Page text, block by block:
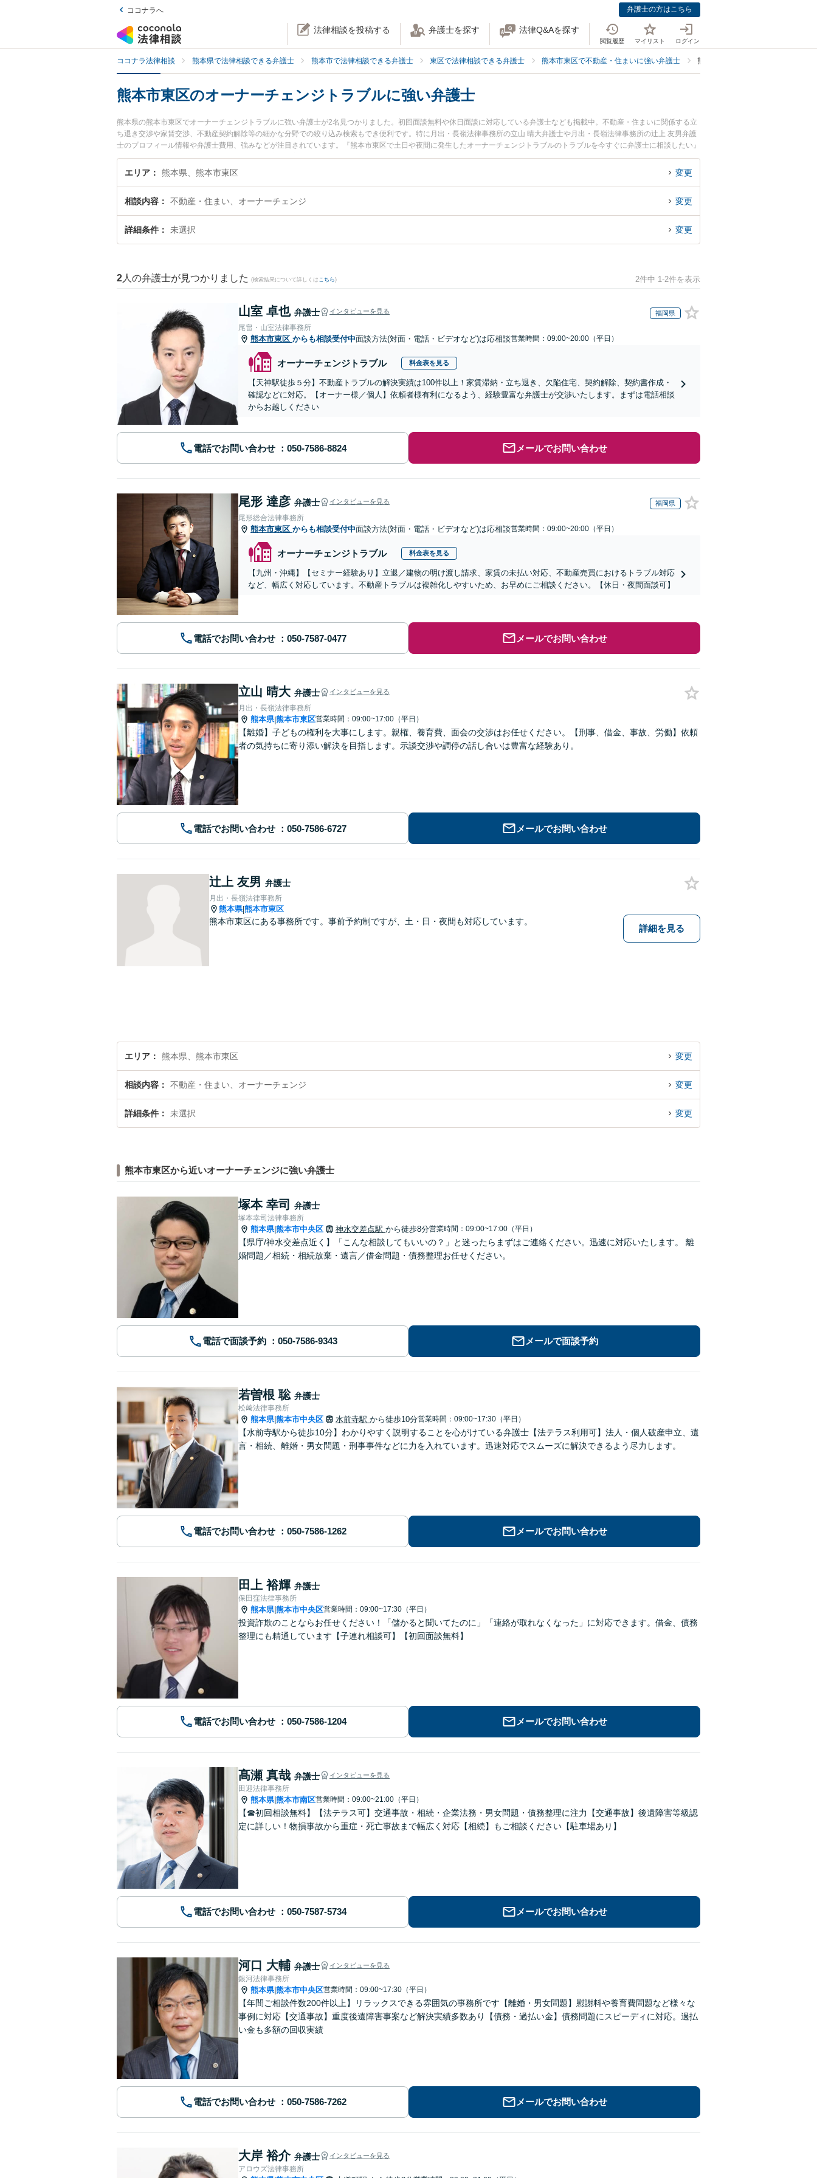
ココナラへ 弁護士の方はこちら
法律相談を投稿する 弁護士を探す 法律Q&Aを探す
閲覧履歴 マイリスト ログイン
ココナラ法律相談 熊本県で法律相談できる弁護士 熊本市で法律相談できる弁護士 東区で法律相談できる弁護士 熊本市東区で不動産・住まいに強い弁護士 熊本市東区でオーナーチェンジに強
熊本市東区のオーナーチェンジトラブルに強い弁護士
熊本県の熊本市東区でオーナーチェンジトラブルに強い弁護士が2名見つかりました。初回面談無料や休日面談に対応している弁護士なども掲載中。不動産・住まいに関係する立
ち退き交渉や家賃交渉、不動産契約解除等の細かな分野での絞り込み検索もでき便利です。特に月出・長嶺法律事務所の立山 晴大弁護士や月出・長嶺法律事務所の辻上 友男弁護
士のプロフィール情報や弁護士費用、強みなどが注目されています。『熊本市東区で土日や夜間に発生したオーナーチェンジトラブルのトラブルを今すぐに弁護士に相談したい』
『オーナーチェンジトラブルのトラブル解決の実績豊富な近くの弁護士を検索したい』『初回相談無料でオーナーチェンジトラブルを法律相談できる熊本市東区内の弁護士に相談
予約したい』などでお困りの相談者さんにおすすめです。
エリア 熊本県、熊本市東区 変更
相談内容 不動産・住まい、オーナーチェンジ 変更
詳細条件 未選択 変更
2 人の弁護士が見つかりました (検索結果について詳しくは こちら) 2件中 1-2件を表示
山室 卓也 弁護士 インタビューを見る 福岡県
尾畠・山室法律事務所
熊本市東区 からも相談受付中面談方法(対面・電話・ビデオなど)は応相談営業時間：09:00~20:00（平日）
オーナーチェンジトラブル 料金表を見る
【天神駅徒歩５分】不動産トラブルの解決実績は100件以上！家賃滞納・立ち退き、欠陥住宅、契約解除、契約書作成・
確認などに対応。【オーナー様／個人】依頼者様有利になるよう、経験豊富な弁護士が交渉いたします。まずは電話相談
からお越しください
電話でお問い合わせ メールでお問い合わせ
尾形 達彦 弁護士 インタビューを見る 福岡県
尾形総合法律事務所
熊本市東区 からも相談受付中面談方法(対面・電話・ビデオなど)は応相談営業時間：09:00~20:00（平日）
オーナーチェンジトラブル 料金表を見る
【九州・沖縄】【セミナー経験あり】立退／建物の明け渡し請求、家賃の未払い対応、不動産売買におけるトラブル対応
など、幅広く対応しています。不動産トラブルは複雑化しやすいため、お早めにご相談ください。【休日・夜間面談可】
電話でお問い合わせ メールでお問い合わせ
立山 晴大 弁護士 インタビューを見る
月出・長嶺法律事務所
熊本県|熊本市東区営業時間：09:00~17:00（平日）
【離婚】子どもの権利を大事にします。親権、養育費、面会の交渉はお任せください。【刑事、借金、事故、労働】依頼
者の気持ちに寄り添い解決を目指します。示談交渉や調停の話し合いは豊富な経験あり。
電話でお問い合わせ メールでお問い合わせ
辻上 友男 弁護士
月出・長嶺法律事務所
熊本県|熊本市東区
熊本市東区にある事務所です。事前予約制ですが、土・日・夜間も対応しています。
詳細を見る
エリア 熊本県、熊本市東区 変更
相談内容 不動産・住まい、オーナーチェンジ 変更
詳細条件 未選択 変更
熊本市東区から近いオーナーチェンジに強い弁護士
塚本 幸司 弁護士
塚本幸司法律事務所
熊本県|熊本市中央区 神水交差点駅 から徒歩8分営業時間：09:00~17:00（平日）
【県庁/神水交差点近く】「こんな相談してもいいの？」と迷ったらまずはご連絡ください。迅速に対応いたします。 離
婚問題／相続・相続放棄・遺言／借金問題・債務整理お任せください。
電話で面談予約 メールで面談予約
若曽根 聡 弁護士
松﨑法律事務所
熊本県|熊本市中央区 水前寺駅 から徒歩10分営業時間：09:00~17:30（平日）
【水前寺駅から徒歩10分】わかりやすく説明することを心がけている弁護士【法テラス利用可】法人・個人破産申立、遺
言・相続、離婚・男女問題・刑事事件などに力を入れています。迅速対応でスムーズに解決できるよう尽力します。
電話でお問い合わせ メールでお問い合わせ
田上 裕輝 弁護士
保田窪法律事務所
熊本県|熊本市中央区営業時間：09:00~17:30（平日）
投資詐欺のことならお任せください！「儲かると聞いてたのに」「連絡が取れなくなった」に対応できます。借金、債務
整理にも精通しています【子連れ相談可】【初回面談無料】
電話でお問い合わせ メールでお問い合わせ
髙瀬 真哉 弁護士 インタビューを見る
田迎法律事務所
熊本県|熊本市南区営業時間：09:00~21:00（平日）
【☎︎初回相談無料】【法テラス可】交通事故・相続・企業法務・男女問題・債務整理に注力【交通事故】後遺障害等級認
定に詳しい！物損事故から重症・死亡事故まで幅広く対応【相続】もご相談ください【駐車場あり】
電話でお問い合わせ メールでお問い合わせ
河口 大輔 弁護士 インタビューを見る
銀河法律事務所
熊本県|熊本市中央区営業時間：09:00~17:30（平日）
【年間ご相談件数200件以上】リラックスできる雰囲気の事務所です【離婚・男女問題】慰謝料や養育費問題など様々な
事例に対応【交通事故】重度後遺障害事案など解決実績多数あり【債務・過払い金】債務問題にスピーディに対応。過払
い金も多額の回収実績
電話でお問い合わせ メールでお問い合わせ
大岸 裕介 弁護士 インタビューを見る
アロウズ法律事務所